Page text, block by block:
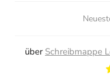
Sort by
Schreibmappe